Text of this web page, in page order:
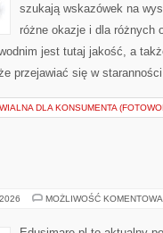
szukają wskazówek na
różne okazje i dla różnych
jest tutaj jakość, a
przejawiać się w
DLA KONSUMENTA
MOŻLIWOŚĆ